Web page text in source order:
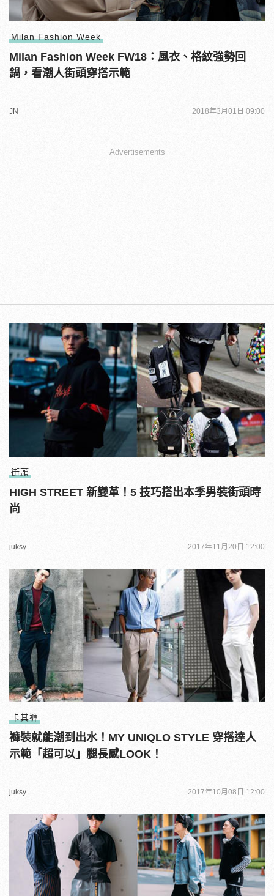
Milan Fashion Week
Milan Fashion Week FW18：風衣、格紋強勢回
鍋，看潮人街頭穿搭示範
JN 2018年3月01日 09:00
Advertisements
街頭
HIGH STREET 新變革！5 技巧搭出本季男裝街頭時
尚
juksy 2017年11月20日 12:00
卡其褲
褲裝就能潮到出水！MY UNIQLO STYLE 穿搭達人
示範「超可以」腿長感LOOK！
juksy 2017年10月08日 12:00